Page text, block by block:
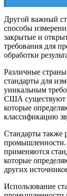
Другой важный
способы
закрытые и
требования для
обработки
Различные
стандарты для
уникальным
США существуют
которые
классификацию
Стандарты также
промышленности.
применяются
которые
других
Использование